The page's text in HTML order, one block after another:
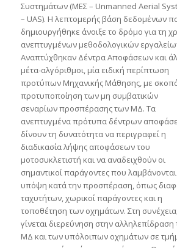
Συστημάτων (ΜΕΣ – Unmanned Aerial
– UAS). Η λεπτομερής βάση δεδομένων
δημιουργήθηκε άνοιξε το δρόμο για τη
ανεπτυγμένων μεθοδολογικών
Αναπτύχθηκαν Δέντρα Αποφάσεων και
μέτα-αλγόριθμοι, μία ειδική περίπτωση
προτύπων Μηχανικής Μάθησης, με
προτυποποίηση των μη συμβατικών
σεναρίων προσπέρασης των ΜΔ. Τα
ανεπτυγμένα πρότυπα δέντρων
δίνουν τη δυνατότητα να περιγραφεί η
διαδικασία λήψης αποφάσεων του
μοτοσυκλετιστή και να αναδειχθούν οι
σημαντικοί παράγοντες που λαμβάνονται
υπόψη κατά την προσπέραση, όπως
ταχυτήτων, χωρικοί παράγοντες και η
τοποθέτηση των οχημάτων. Στη
γίνεται διερεύνηση στην αλληλεπίδραση
ΜΔ και των υπόλοιπων οχημάτων σε